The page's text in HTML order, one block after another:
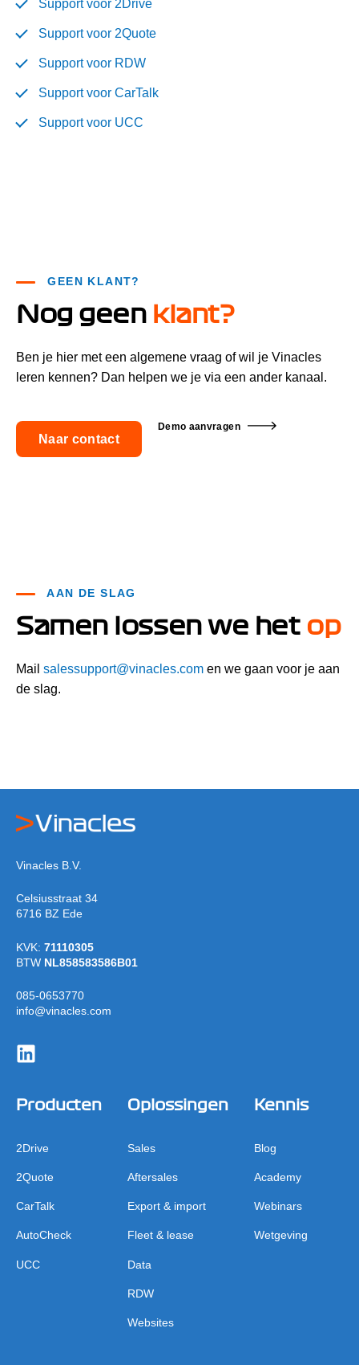
Support voor 2Drive
Support voor 2Quote
Support voor RDW
Support voor CarTalk
Support voor UCC
GEEN KLANT?
Nog geen klant?
Ben je hier met een algemene vraag of wil je Vinacles
leren kennen? Dan helpen we je via een ander kanaal.
Naar contact
Demo aanvragen
AAN DE SLAG
Samen lossen we het op
Mail salessupport@vinacles.com en we gaan voor je aan
de slag.
Vinacles B.V.
Celsiusstraat 34
6716 BZ Ede
KVK: 71110305
BTW NL858583586B01
085-0653770
info@vinacles.com
Producten
2Drive
2Quote
CarTalk
AutoCheck
UCC
Oplossingen
Sales
Aftersales
Export & import
Fleet & lease
Data
RDW
Websites
Kennis
Blog
Academy
Webinars
Wetgeving